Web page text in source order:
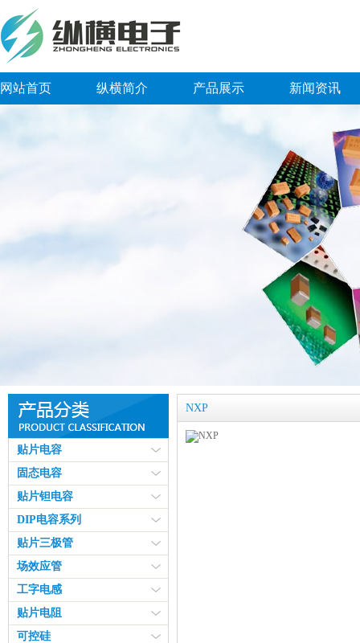
网站首页 纵横简介 产品展示 新闻资讯
贴片电容
固态电容
贴片钽电容
DIP电容系列
贴片三极管
场效应管
工字电感
贴片电阻
可控硅
NXP